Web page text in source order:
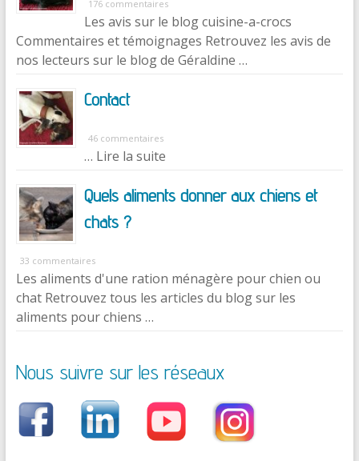
176 commentaires
Les avis sur le blog cuisine-a-crocs
Commentaires et témoignages Retrouvez les avis de
nos lecteurs sur le blog de Géraldine …
Contact
46 commentaires
… Lire la suite
Quels aliments donner aux chiens et
chats ?
33 commentaires
Les aliments d'une ration ménagère pour chien ou
chat Retrouvez tous les articles du blog sur les
aliments pour chiens …
Nous suivre sur les réseaux